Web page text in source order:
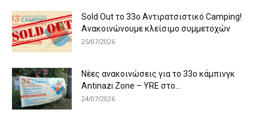
Sold Out το 33ο Αντιρατσιστικό Camping!
Ανακοινώνουμε κλείσιμο συμμετοχών
25/07/2026
Νέες ανακοινώσεις για το 33ο κάμπινγκ
Antinazi Zone – YRE στο...
24/07/2026